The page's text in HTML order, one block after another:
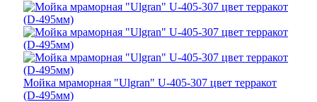
Мойка мраморная "Ulgran" U-405-307 цвет терракот
(D-495мм)